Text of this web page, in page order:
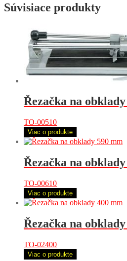
Súvisiace produkty
Řezačka na
TO-00510
Viac o produkte
Řezačka na
TO-00610
Viac o produkte
Řezačka na
TO-02400
Viac o produkte